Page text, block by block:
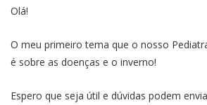
Olá!
O meu primeiro tema que o nosso
é sobre as doenças e o inverno!
Espero que seja útil e dúvidas podem